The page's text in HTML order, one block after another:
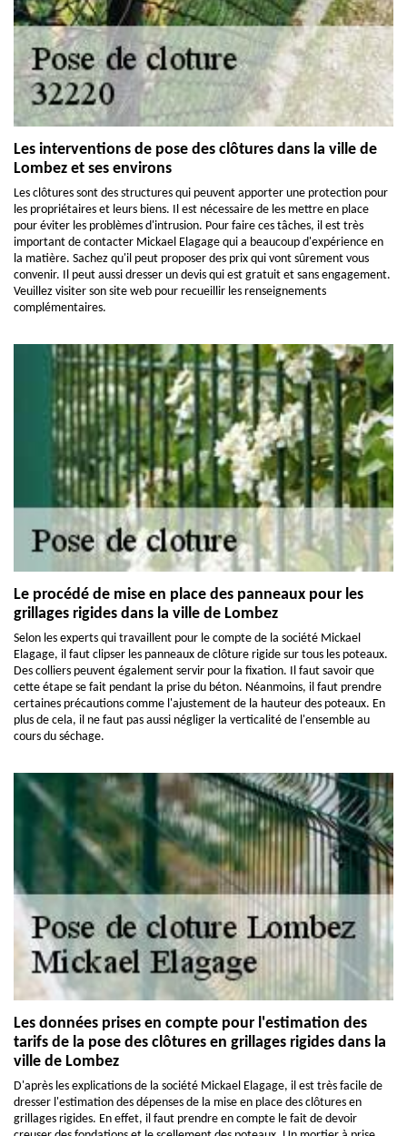
Les interventions de pose des clôtures dans la ville de
Lombez et ses environs
Les clôtures sont des structures qui peuvent apporter une protection pour
les propriétaires et leurs biens. Il est nécessaire de les mettre en place
pour éviter les problèmes d'intrusion. Pour faire ces tâches, il est très
important de contacter Mickael Elagage qui a beaucoup d'expérience en
la matière. Sachez qu'il peut proposer des prix qui vont sûrement vous
convenir. Il peut aussi dresser un devis qui est gratuit et sans engagement.
Veuillez visiter son site web pour recueillir les renseignements
complémentaires.
Le procédé de mise en place des panneaux pour les
grillages rigides dans la ville de Lombez
Selon les experts qui travaillent pour le compte de la société Mickael
Elagage, il faut clipser les panneaux de clôture rigide sur tous les poteaux.
Des colliers peuvent également servir pour la fixation. Il faut savoir que
cette étape se fait pendant la prise du béton. Néanmoins, il faut prendre
certaines précautions comme l'ajustement de la hauteur des poteaux. En
plus de cela, il ne faut pas aussi négliger la verticalité de l'ensemble au
cours du séchage.
Les données prises en compte pour l'estimation des
tarifs de la pose des clôtures en grillages rigides dans la
ville de Lombez
D'après les explications de la société Mickael Elagage, il est très facile de
dresser l'estimation des dépenses de la mise en place des clôtures en
grillages rigides. En effet, il faut prendre en compte le fait de devoir